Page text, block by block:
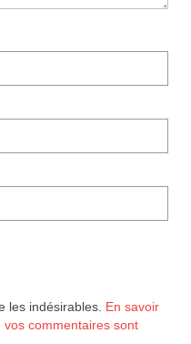
les indésirables. En savoir
commentaires sont